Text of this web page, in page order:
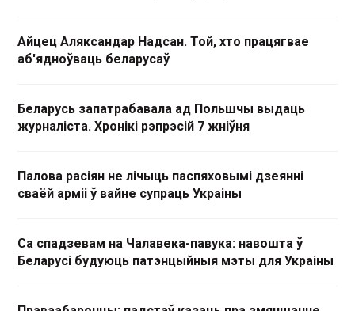
Айцец Аляксандар Надсан. Той, хто працягвае
аб'ядноўваць беларусаў
Беларусь запатрабавала ад Польшчы выдаць
журналіста. Хронікі рэпрэсій 7 жніўня
Палова расіян не лічыць паспяховымі дзеянні
сваёй арміі ў вайне супраць Украіны
Са спадзевам на Чалавека-павука: навошта ў
Беларусі будуюць патэнцыйныя мэты для Украіны